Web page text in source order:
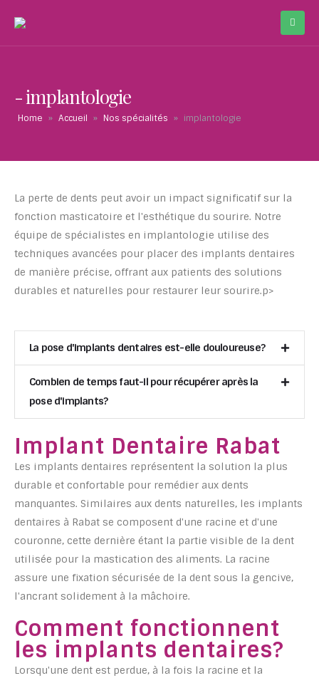
implantologie
Home » Accueil » Nos spécialités » implantologie
La perte de dents peut avoir un impact significatif sur la
fonction masticatoire et l'esthétique du sourire. Notre
équipe de spécialistes en implantologie utilise des
techniques avancées pour placer des implants dentaires
de manière précise, offrant aux patients des solutions
durables et naturelles pour restaurer leur sourire.p>
La pose d'implants dentaires est-elle douloureuse?
Combien de temps faut-il pour récupérer après la
pose d'implants?
Implant Dentaire Rabat
Les implants dentaires représentent la solution la plus
durable et confortable pour remédier aux dents
manquantes. Similaires aux dents naturelles, les implants
dentaires à Rabat se composent d'une racine et d'une
couronne, cette dernière étant la partie visible de la dent
utilisée pour la mastication des aliments. La racine
assure une fixation sécurisée de la dent sous la gencive,
l'ancrant solidement à la mâchoire.
Comment fonctionnent
les implants dentaires?
Lorsqu'une dent est perdue, à la fois la racine et la